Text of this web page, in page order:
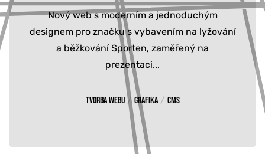
Nový web s moderním a jednoduchým
designem pro značku s vybavením na lyžování
a běžkování Sporten, zaměřený na
prezentaci...
Tvorba webu / Grafika / CMS